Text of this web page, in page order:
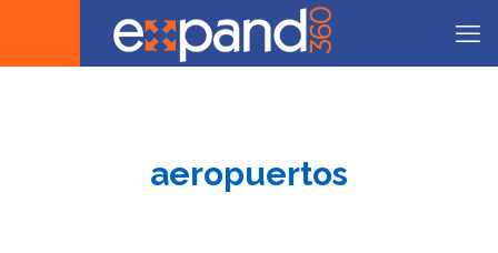
aeropuertos